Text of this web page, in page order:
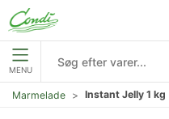
MENU
Marmelade Instant Jelly 1 kg